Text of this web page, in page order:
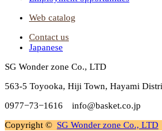
Web catalog
Contact us
Japanese
SG Wonder zone Co., LTD
563-5 Toyooka, Hiji Town, Hayami
0977−73−1616 info@basket.co.jp
Copyright © SG Wonder zone Co., LTD